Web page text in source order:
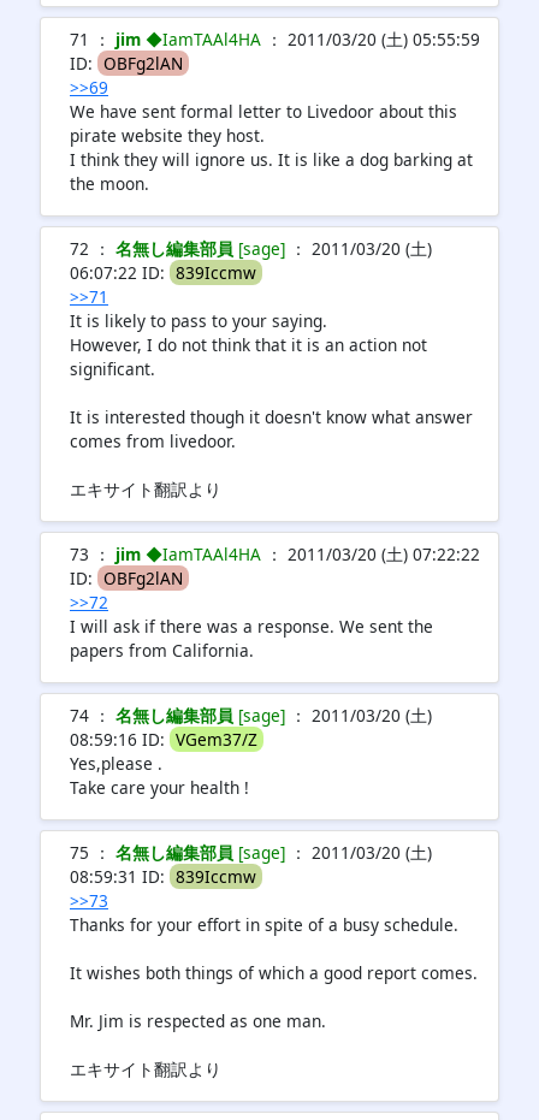
71 ： jim ◆IamTAAl4HA ： 2011/03/20 (土) 05:55:59
ID: OBFg2lAN
>>69
We have sent formal letter to Livedoor about this
pirate website they host.
I think they will ignore us. It is like a dog barking at
the moon.
72 ： 名無し編集部員 [sage] ： 2011/03/20 (土)
06:07:22 ID: 839Iccmw
>>71
It is likely to pass to your saying.
However, I do not think that it is an action not
significant.
It is interested though it doesn't know what answer
comes from livedoor.
エキサイト翻訳より
73 ： jim ◆IamTAAl4HA ： 2011/03/20 (土) 07:22:22
ID: OBFg2lAN
>>72
I will ask if there was a response. We sent the
papers from California.
74 ： 名無し編集部員 [sage] ： 2011/03/20 (土)
08:59:16 ID: VGem37/Z
Yes,please .
Take care your health !
75 ： 名無し編集部員 [sage] ： 2011/03/20 (土)
08:59:31 ID: 839Iccmw
>>73
Thanks for your effort in spite of a busy schedule.
It wishes both things of which a good report comes.
Mr. Jim is respected as one man.
エキサイト翻訳より